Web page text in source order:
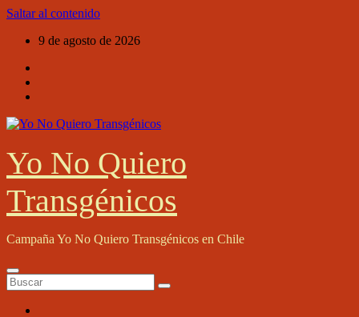
Saltar al contenido
9 de agosto de 2026
Yo No Quiero
Transgénicos
Campaña Yo No Quiero Transgénicos en Chile